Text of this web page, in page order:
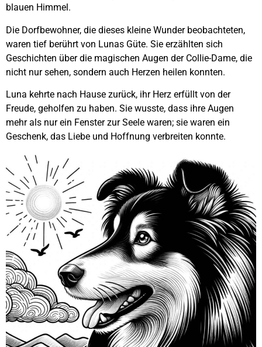
blauen Himmel.
Die Dorfbewohner, die dieses kleine Wunder beobachteten,
waren tief berührt von Lunas Güte. Sie erzählten sich
Geschichten über die magischen Augen der Collie-Dame, die
nicht nur sehen, sondern auch Herzen heilen konnten.
Luna kehrte nach Hause zurück, ihr Herz erfüllt von der
Freude, geholfen zu haben. Sie wusste, dass ihre Augen
mehr als nur ein Fenster zur Seele waren; sie waren ein
Geschenk, das Liebe und Hoffnung verbreiten konnte.